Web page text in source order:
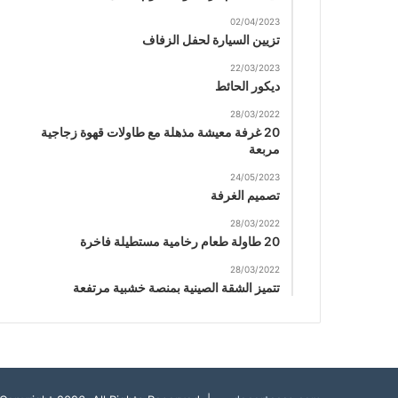
02/04/2023
تزيين السيارة لحفل الزفاف
22/03/2023
ديكور الحائط
28/03/2022
20 غرفة معيشة مذهلة مع طاولات قهوة زجاجية
مربعة
24/05/2023
تصميم الغرفة
28/03/2022
20 طاولة طعام رخامية مستطيلة فاخرة
28/03/2022
تتميز الشقة الصينية بمنصة خشبية مرتفعة